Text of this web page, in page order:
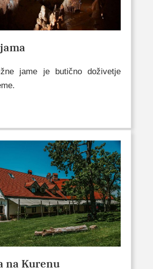
jame je butično doživetje
na Kurenu